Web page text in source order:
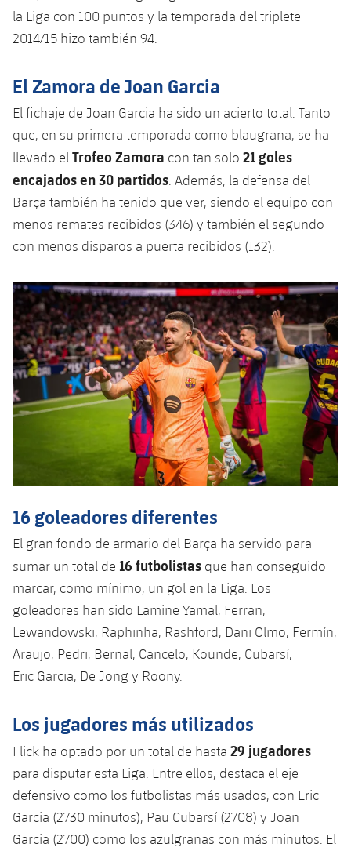
la Liga con 100 puntos y la temporada del triplete
2014/15 hizo también 94.
El Zamora de Joan Garcia
El fichaje de Joan Garcia ha sido un acierto total. Tanto
que, en su primera temporada como blaugrana, se ha
llevado el Trofeo Zamora con tan solo 21 goles
encajados en 30 partidos . Además, la defensa del
Barça también ha tenido que ver, siendo el equipo con
menos remates recibidos (346) y también el segundo
con menos disparos a puerta recibidos (132).
16 goleadores diferentes
El gran fondo de armario del Barça ha servido para
sumar un total de 16 futbolistas que han conseguido
marcar, como mínimo, un gol en la Liga. Los
goleadores han sido Lamine Yamal, Ferran,
Lewandowski, Raphinha, Rashford, Dani Olmo, Fermín,
Araujo, Pedri, Bernal, Cancelo, Kounde, Cubarsí,
Eric Garcia, De Jong y Roony.
Los jugadores más utilizados
Flick ha optado por un total de hasta 29 jugadores
para disputar esta Liga. Entre ellos, destaca el eje
defensivo como los futbolistas más usados, con Eric
Garcia (2730 minutos), Pau Cubarsí (2708) y Joan
Garcia (2700) como los azulgranas con más minutos. El